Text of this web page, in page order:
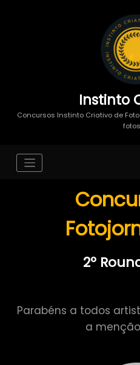
Instinto
Concursos Instinto Criativo de
2º
Parabéns a todos
a